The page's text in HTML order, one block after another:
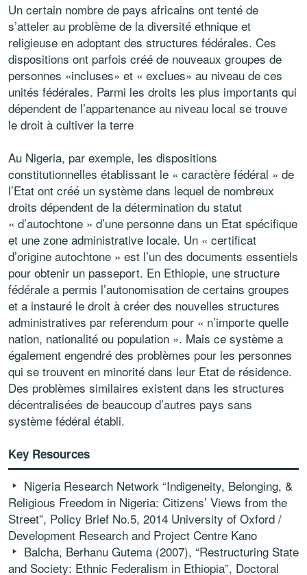
Un certain nombre de pays africains ont tenté de
s’atteler au problème de la diversité ethnique et
religieuse en adoptant des structures fédérales. Ces
dispositions ont parfois créé de nouveaux groupes de
personnes «incluses» et « exclues» au niveau de ces
unités fédérales. Parmi les droits les plus importants qui
dépendent de l’appartenance au niveau local se trouve
le droit à cultiver la terre
Au Nigeria, par exemple, les dispositions
constitutionnelles établissant le « caractère fédéral » de
l’Etat ont créé un système dans lequel de nombreux
droits dépendent de la détermination du statut
« d’autochtone » d’une personne dans un Etat spécifique
et une zone administrative locale. Un « certificat
d’origine autochtone » est l’un des documents essentiels
pour obtenir un passeport. En Ethiopie, une structure
fédérale a permis l’autonomisation de certains groupes
et a instauré le droit à créer des nouvelles structures
administratives par referendum pour « n’importe quelle
nation, nationalité ou population ». Mais ce système a
également engendré des problèmes pour les personnes
qui se trouvent en minorité dans leur Etat de résidence.
Des problèmes similaires existent dans les structures
décentralisées de beaucoup d’autres pays sans
système fédéral établi.
Key Resources
Nigeria Research Network “Indigeneity, Belonging, &
Religious Freedom in Nigeria: Citizens’ Views from the
Street”, Policy Brief No.5, 2014 University of Oxford /
Development Research and Project Centre Kano
Balcha, Berhanu Gutema (2007), “Restructuring State
and Society: Ethnic Federalism in Ethiopia”, Doctoral